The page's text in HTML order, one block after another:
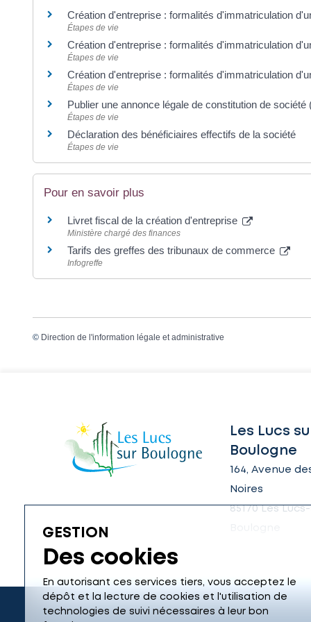
Création d'entreprise : formalités d'immatriculation
Étapes de vie
Création d'entreprise : formalités d'immatriculation
Étapes de vie
Création d'entreprise : formalités d'immatriculation
Étapes de vie
Publier une annonce légale de constitution de société
Étapes de vie
Déclaration des bénéficiaires effectifs de la société
Étapes de vie
Pour en savoir plus
Livret fiscal de la création d'entreprise
Ministère chargé des finances
Tarifs des greffes des tribunaux de commerce
Infogreffe
© Direction de l'information légale et administrative
Les Lucs
Boulogne
164, Avenue
Noires
85170 Les
GESTION
Des cookies
En autorisant ces services tiers, vous acceptez le
dépôt et la lecture de cookies et l'utilisation de
technologies de suivi nécessaires à leur bon